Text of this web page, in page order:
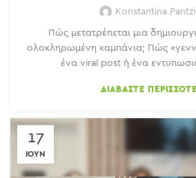
Konstantina
Πώς μετατρέπεται μια
ολοκληρωμένη καμπάνια; Πώς
ένα viral post ή ένα
ΔΙΑΒΆΣΤΕ
17
ΙΟΎΝ